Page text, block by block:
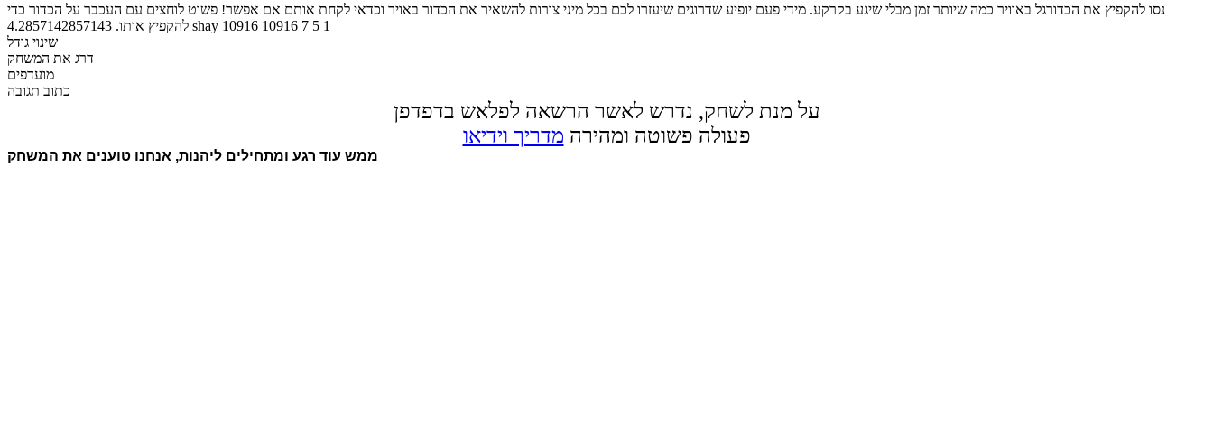
נסו להקפיץ את הכדורגל באוויר כמה שיותר זמן מבלי שיגע בקרקע. מידי פעם יופיע שדרוגים שיעזרו לכם בכל מיני צורות להשאיר את הכדור באויר וכדאי לקחת אותם אם אפשר! פשוט לוחצים עם העכבר על הכדור כדי
להקפיץ אותו. 4.2857142857143 shay 10916 10916 7 5 1
שינוי גודל
דרג את המשחק
מועדפים
כתוב תגובה
על מנת לשחק, נדרש לאשר הרשאה לפלאש בדפדפן
פעולה פשוטה ומהירה מדריך וידיאו
ממש עוד רגע ומתחילים ליהנות, אנחנו טוענים את המשחק